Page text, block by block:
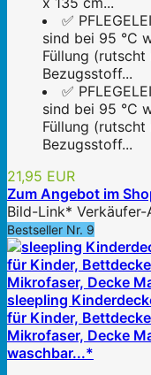
✅
sind bei 95 °C
Füllung (rutscht
Bezugsstoff...
✅
sind bei 95 °C
Füllung (rutscht
Bezugsstoff...
21,95 EUR
Zum Angebot im
Bild-Link* Verkäufer-
Bestseller Nr. 9
sleepling
für Kinder,
Mikrofaser, Decke
waschbar...*